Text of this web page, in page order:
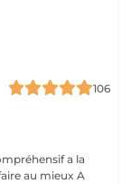
106
a la